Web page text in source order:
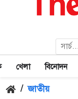
খেলা বিনোদন
/ জাতীয়